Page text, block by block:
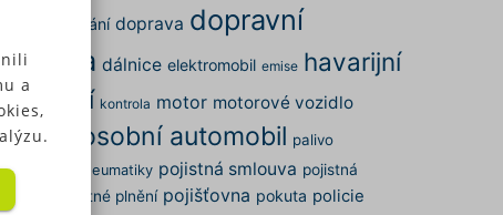
cestování doprava dopravní
dálnice elektromobil emise havarijní
pojištění kontrola motor motorové vozidlo
nehoda osobní automobil palivo
pneumatiky pojistná smlouva pojistná
pojistné plnění pojišťovna pokuta policie
a